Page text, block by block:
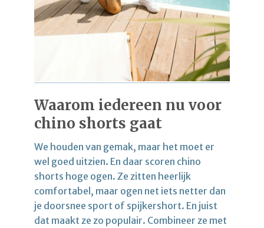
Waarom iedereen nu voor
chino shorts gaat
We houden van gemak, maar het moet er
wel goed uitzien. En daar scoren chino
shorts hoge ogen. Ze zitten heerlijk
comfortabel, maar ogen net iets netter dan
je doorsnee sport of spijkershort. En juist
dat maakt ze zo populair. Combineer ze met